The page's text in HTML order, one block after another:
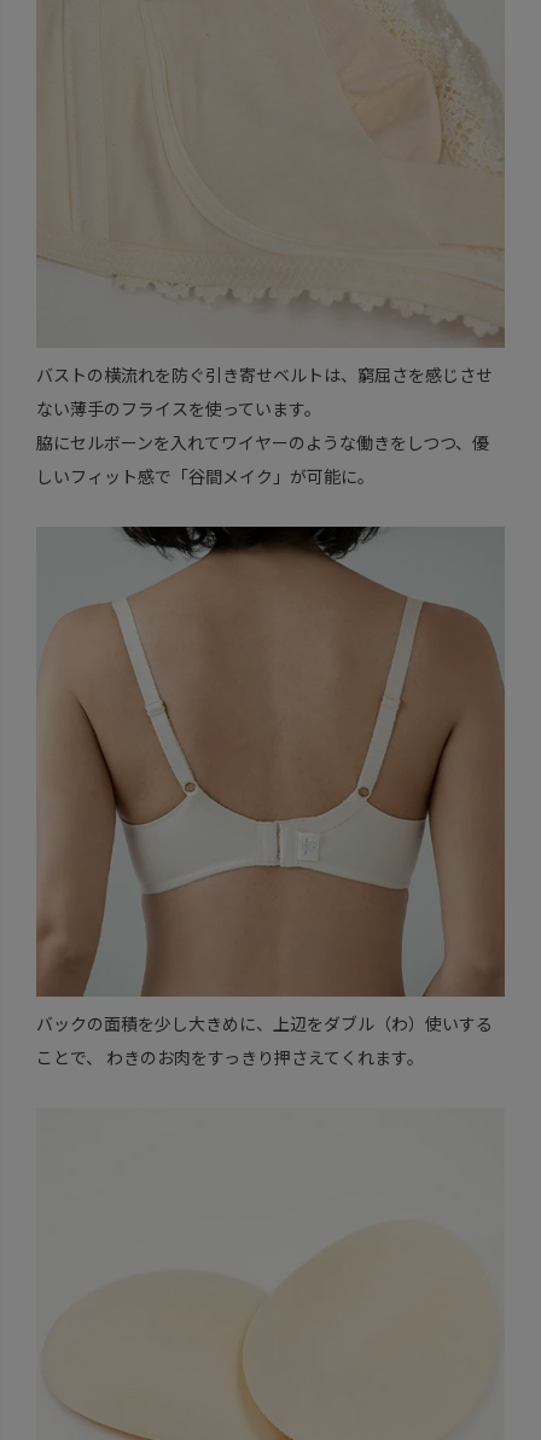
バストの横流れを防ぐ引き寄せベルトは、窮屈さを感じさせ
ない薄手のフライスを使っています。
脇にセルボーンを入れてワイヤーのような働きをしつつ、優
しいフィット感で「谷間メイク」が可能に。
バックの面積を少し大きめに、上辺をダブル（わ）使いする
ことで、 わきのお肉をすっきり押さえてくれます。